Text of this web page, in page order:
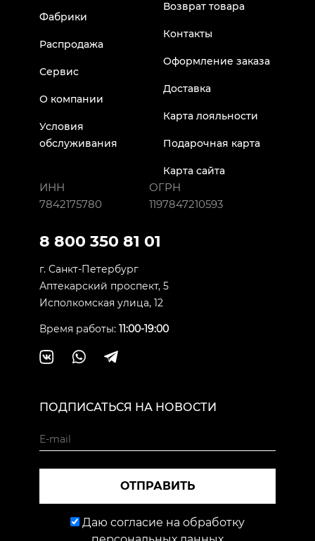
Фабрики
Распродажа
Сервис
О компании
Условия
обслуживания
Возврат товара
Контакты
Оформление заказа
Доставка
Карта лояльности
Подарочная карта
Карта сайта
ИНН
7842175780
ОГРН
1197847210593
8 800 350 81 01
г. Санкт-Петербург
Аптекарский проспект, 5
Исполкомская улица, 12
Время работы: 11:00-19:00
ПОДПИСАТЬСЯ НА НОВОСТИ
ОТПРАВИТЬ
Даю согласие на обработку